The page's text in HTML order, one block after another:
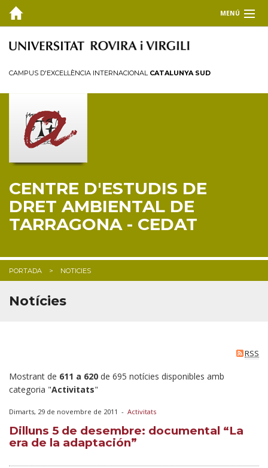
MENÚ
EL CEDAT
Membres
Personal investigador
Reglament
FORMACIÓ
RECERCA I TRANSFERÈNCIA
CAMPUS D'EXCEL·LÈNCIA INTERNACIONAL CATALUNYA SUD
CENTRE D'ESTUDIS DE
DRET AMBIENTAL DE
TARRAGONA - CEDAT
PORTADA NOTICIES
Notícies
RSS
Mostrant de 611 a 620 de 695 notícies disponibles amb
categoria "Activitats"
Dimarts, 29 de novembre de 2011 - Activitats
Dilluns 5 de desembre: documental “La
era de la adaptación”